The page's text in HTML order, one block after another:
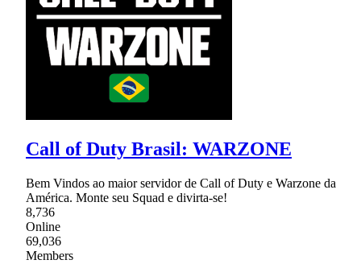
Call of Duty Brasil: WARZONE
Bem Vindos ao maior servidor de Call of Duty e Warzone da
América. Monte seu Squad e divirta-se!
8,736
Online
69,036
Members